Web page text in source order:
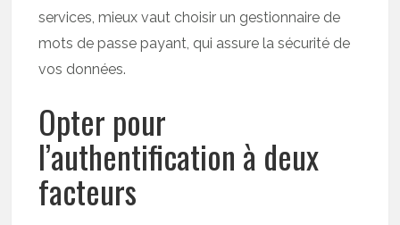
services, mieux vaut choisir un gestionnaire de
mots de passe payant, qui assure la sécurité de
vos données.
Opter pour
l’authentification à deux
facteurs